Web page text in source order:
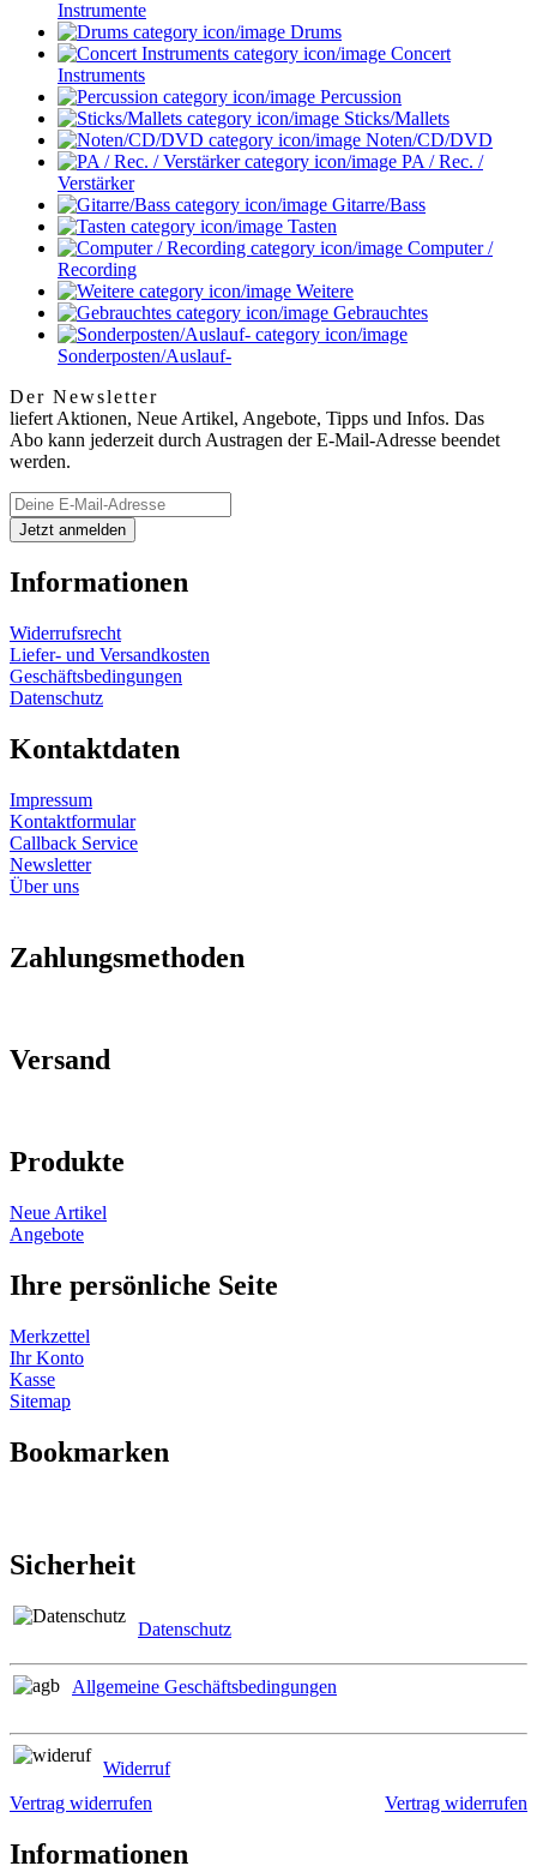
Instrumente
Drums
Concert
Instruments
Percussion
Sticks/Mallets
Noten/CD/DVD
PA / Rec. /
Verstärker
Gitarre/Bass
Tasten
Computer /
Recording
Weitere
Gebrauchtes
Sonderposten/Auslauf-
Der Newsletter
liefert Aktionen, Neue Artikel, Angebote, Tipps und Infos. Das
Abo kann jederzeit durch Austragen der E-Mail-Adresse beendet
werden.
Informationen
Widerrufsrecht
Liefer- und Versandkosten
Geschäftsbedingungen
Datenschutz
Kontaktdaten
Impressum
Kontaktformular
Callback Service
Newsletter
Über uns
Zahlungsmethoden
Versand
Produkte
Neue Artikel
Angebote
Ihre persönliche Seite
Merkzettel
Ihr Konto
Kasse
Sitemap
Bookmarken
Sicherheit
Datenschutz
Allgemeine Geschäftsbedingungen
Widerruf
Vertrag widerrufen
Vertrag widerrufen
Informationen